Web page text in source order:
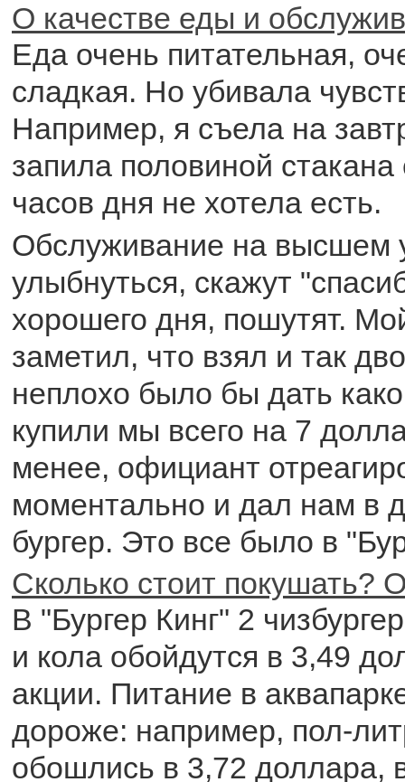
О качестве еды и
Еда очень питательная,
сладкая. Но убивала
Например, я съела на
запила половиной стакана
часов дня не хотела есть.
Обслуживание на высшем
улыбнуться, скажут
хорошего дня, пошутят.
заметил, что взял и так
неплохо было бы дать
купили мы всего на 7
менее, официант
моментально и дал нам в
бургер. Это все было в
Сколько стоит покушать?
В "Бургер Кинг" 2
и кола обойдутся в 3,49
акции. Питание в
дороже: например, пол-
обошлись в 3,72 доллара,